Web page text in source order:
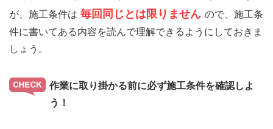
が、施工条件は 毎回同じとは限りません ので、施工条
件に書いてある内容を読んで理解できるようにしておきま
しょう。
作業に取り掛かる前に必ず施工条件を確認しよ
う！